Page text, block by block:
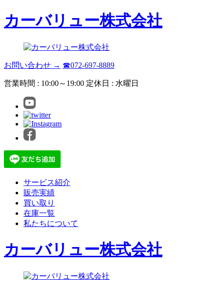
カーバリュー株式会社
お問い合わせ → ☎072-697-8889
営業時間 : 10:00～19:00 定休日 : 水曜日
サービス紹介
販売実績
買い取り
在庫一覧
私たちについて
カーバリュー株式会社